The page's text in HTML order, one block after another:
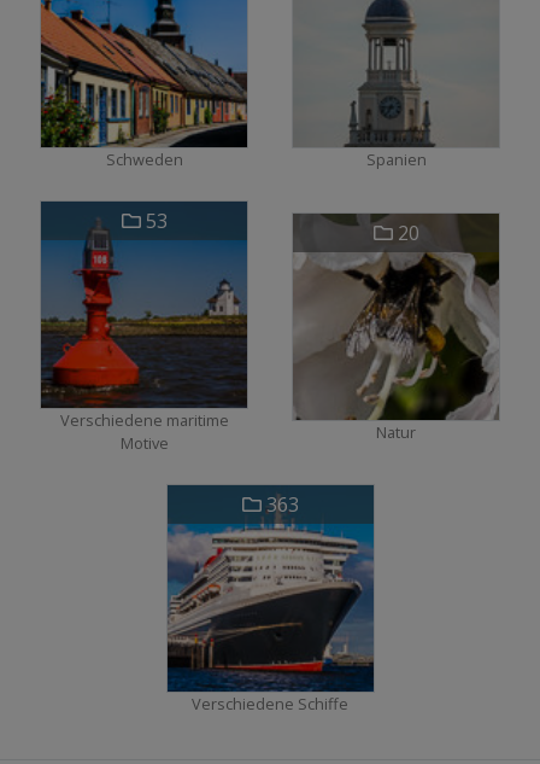
Schweden Spanien
53
Verschiedene maritime
Motive
20
Natur
363
Verschiedene Schiffe